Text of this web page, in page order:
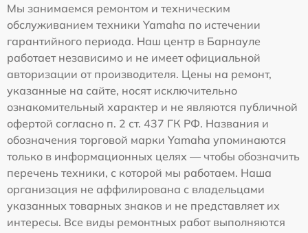
Мы занимаемся ремонтом и техническим
обслуживанием техники Yamaha по истечении
гарантийного периода. Наш центр в Барнауле
работает независимо и не имеет официальной
авторизации от производителя. Цены на ремонт,
указанные на сайте, носят исключительно
ознакомительный характер и не являются публичной
офертой согласно п. 2 ст. 437 ГК РФ. Названия и
обозначения торговой марки Yamaha упоминаются
только в информационных целях — чтобы обозначить
перечень техники, с которой мы работаем. Наша
организация не аффилирована с владельцами
указанных товарных знаков и не представляет их
интересы. Все виды ремонтных работ выполняются